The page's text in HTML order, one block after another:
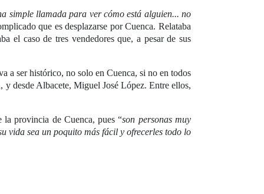
simple llamada para ver cómo está alguien... no
que es desplazarse por Cuenca. Relataba
el caso de tres vendedores que, a pesar de sus
a ser histórico, no solo en Cuenca, si no en todos
y desde Albacete, Miguel José López. Entre ellos,
la provincia de Cuenca, pues “son personas muy
vida sea un poquito más fácil y ofrecerles todo lo